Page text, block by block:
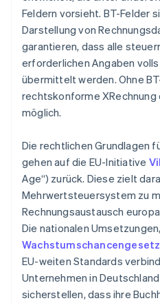
Feldern vorsieht. BT-Felder
Darstellung von
garantieren, dass alle
erforderlichen Angaben
übermittelt werden. Ohne
rechtskonforme XRechnung
möglich.
Die rechtlichen Grundlagen
gehen auf die EU-Initiative
Age“) zurück. Diese zielt
Mehrwertsteuersystem zu
Rechnungsaustausch
Die nationalen
Wachstumschancengesetz
EU-weiten Standards
Unternehmen in
sicherstellen, dass ihre